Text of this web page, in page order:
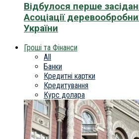
Відбулося перше
Асоціації
України
Гроші та Фінанси
All
Банки
Кредитні картки
Кредитування
Курс долара